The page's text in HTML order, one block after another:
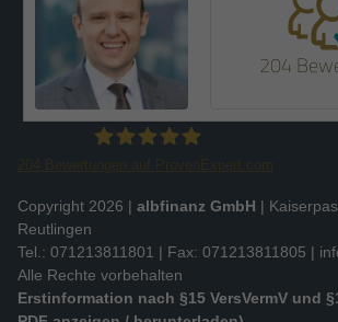
204
Slobodan Starcevic
Copyright 2026 | albfinanz GmbH |
Reutlingen
Tel.: 071213811801 | Fax: 071213811805 |
Alle Rechte vorbehalten
Erstinformation nach §15 VersVermV und